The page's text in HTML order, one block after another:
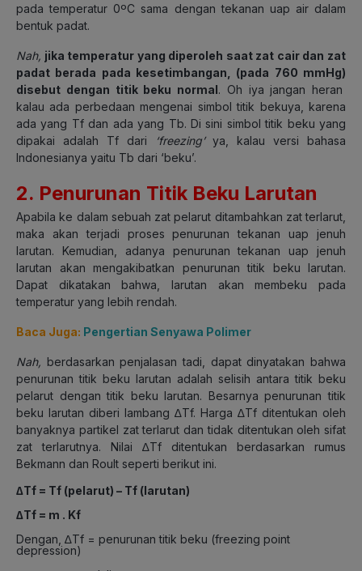
pada temperatur 0ºC sama dengan tekanan uap air dalam
bentuk padat.
Nah, jika temperatur yang diperoleh saat zat cair dan zat
padat berada pada kesetimbangan, (pada 760 mmHg)
disebut dengan titik beku normal. Oh iya jangan heran
kalau ada perbedaan mengenai simbol titik bekuya, karena
ada yang Tf dan ada yang Tb. Di sini simbol titik beku yang
dipakai adalah Tf dari
‘freezing’ya, kalau versi bahasa
Indonesianya yaitu Tb dari ‘beku’.
2. Penurunan Titik Beku Larutan
Apabila ke dalam sebuah zat pelarut ditambahkan zat terlarut,
maka akan terjadi proses penurunan tekanan uap jenuh
larutan. Kemudian, adanya penurunan tekanan uap jenuh
larutan akan mengakibatkan penurunan titik beku larutan.
Dapat dikatakan bahwa, larutan akan membeku pada
temperatur yang lebih rendah.
Baca Juga: Pengertian Senyawa Polimer
Nah, berdasarkan penjalasan tadi, dapat dinyatakan bahwa
penurunan titik beku larutan adalah selisih antara titik beku
pelarut dengan titik beku larutan. Besarnya penurunan titik
beku larutan diberi lambang ∆Tf. Harga ∆Tf ditentukan oleh
banyaknya partikel zat terlarut dan tidak ditentukan oleh sifat
zat terlarutnya. Nilai ∆Tf ditentukan berdasarkan rumus
Bekmann dan Roult seperti berikut ini.
∆Tf = Tf (pelarut) – Tf (larutan)
∆Tf = m . Kf
Dengan, ∆Tf = penurunan titik beku (freezing point
depression)